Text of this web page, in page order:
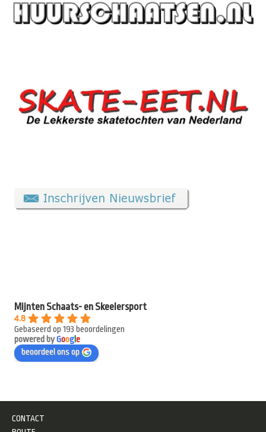
Mijnten Schaats- en Skeelersport
4.8
Gebaseerd op 193 beoordelingen
powered byGooge
beoordeel ons op
CONTACT